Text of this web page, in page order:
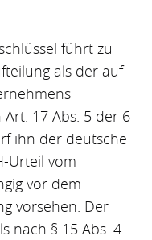
führt zu
als der auf
17 Abs. 5 der 6
ihn der deutsche
Urteil vom
vor dem
vorsehen. Der
nach § 15 Abs. 4